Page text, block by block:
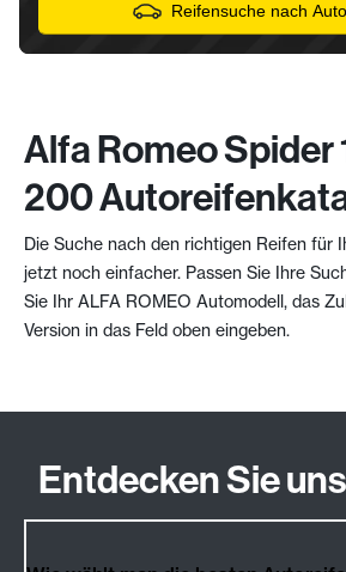
Reifensuche nach
Alfa Romeo Spider
200
Die Suche nach den richtigen Reifen für
jetzt noch einfacher. Passen Sie Ihre
Sie Ihr ALFA ROMEO Automodell, das
Version in das Feld oben eingeben.
Entdecken Sie